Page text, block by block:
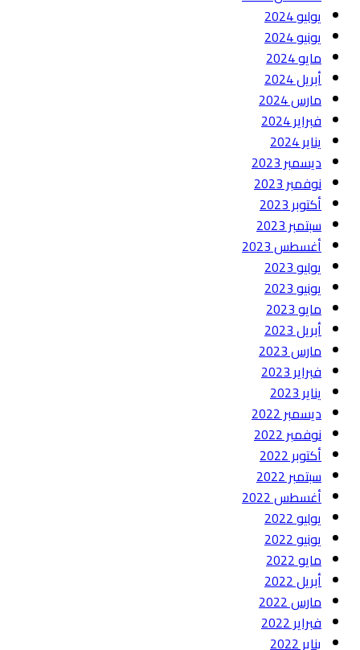
يوليو 2024
يونيو 2024
مايو 2024
أبريل 2024
مارس 2024
فبراير 2024
يناير 2024
ديسمبر 2023
نوفمبر 2023
أكتوبر 2023
سبتمبر 2023
أغسطس 2023
يوليو 2023
يونيو 2023
مايو 2023
أبريل 2023
مارس 2023
فبراير 2023
يناير 2023
ديسمبر 2022
نوفمبر 2022
أكتوبر 2022
سبتمبر 2022
أغسطس 2022
يوليو 2022
يونيو 2022
مايو 2022
أبريل 2022
مارس 2022
فبراير 2022
يناير 2022